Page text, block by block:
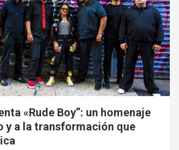
«Rude Boy”: un homenaje
y a la transformación que